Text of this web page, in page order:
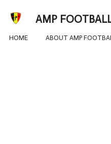
to
AMP
HOME ABOUT AMP